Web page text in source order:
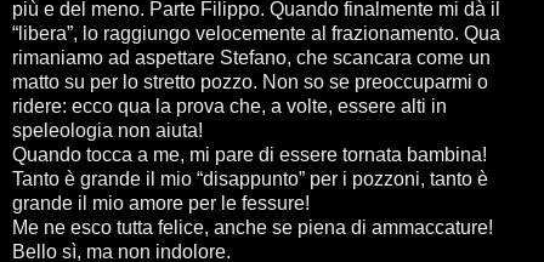
più e del meno. Parte Filippo. Quando finalmente mi dà il
“libera”, lo raggiungo velocemente al frazionamento. Qua
rimaniamo ad aspettare Stefano, che scancara come un
matto su per lo stretto pozzo. Non so se preoccuparmi o
ridere: ecco qua la prova che, a volte, essere alti in
speleologia non aiuta!
Quando tocca a me, mi pare di essere tornata bambina!
Tanto è grande il mio “disappunto” per i pozzoni, tanto è
grande il mio amore per le fessure!
Me ne esco tutta felice, anche se piena di ammaccature!
Bello sì, ma non indolore.